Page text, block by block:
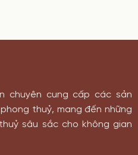
chuyên cung cấp các sản
thuỷ, mang đến những
sâu sắc cho không gian